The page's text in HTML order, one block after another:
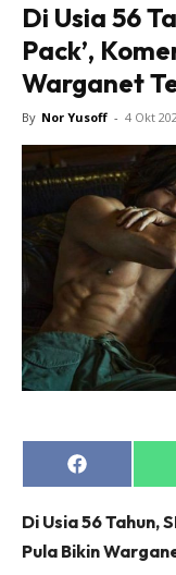
Di Usia 56
Pack’,
Warganet
By Nor Yusoff - 4 Okt
Share
on
Di Usia 56 Tahun,
Pula Bikin